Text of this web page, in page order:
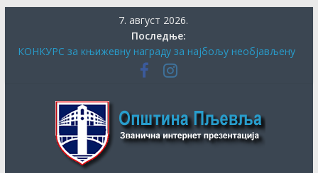
цонтент
7. август 2026.
Последње:
КОНКУРС за књижевну награду за најбољу необјављену
књигу и за најбољу необјављену пјесму о завичају
ПЉЕВАЉСКИ ФЕСТИВАЛ КЊИГЕ
СЕКРЕТАРИЈАТ ЗА КУЛТУРУ, СОЦИЈАЛНА И ДРУГА
ПИТАЊА ОБЕЗБИЈЕДИО ДОДАТНА СРЕДСТВА ЗА
ЈУБИЛАРНУ МАНИФЕСТАЦИЈУ „40. ДАНИ ХУМОРА И
САТИРЕ ВУКО БЕЗАРЕВИЋ“
ДАНАС ПОЧИЊЕ ПРИЈАВА ЗА СУБВЕНЦИЈЕ ЗА НАБАВКУ
Општина
Пљевља